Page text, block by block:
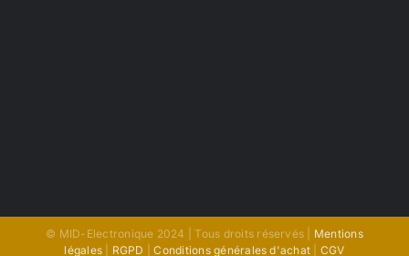
© MID-Electronique 2024 | Tous droits réservés | Mentions
légales
RGPD |Conditions générales d'achat CGV